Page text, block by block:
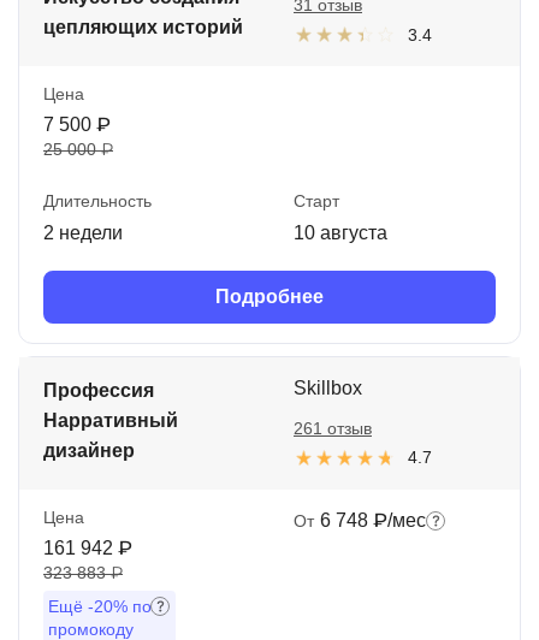
цепляющих историй
3.4
31 отзыв
Цена
7 500 ₽
25 000 ₽
Длительность
2 недели
Старт
10 августа
Подробнее
Профессия
Нарративный
дизайнер
Skillbox
4.7
261 отзыв
Цена
161 942 ₽
323 883 ₽
Ещё -20% по
промокоду
От 6 748 ₽/мес